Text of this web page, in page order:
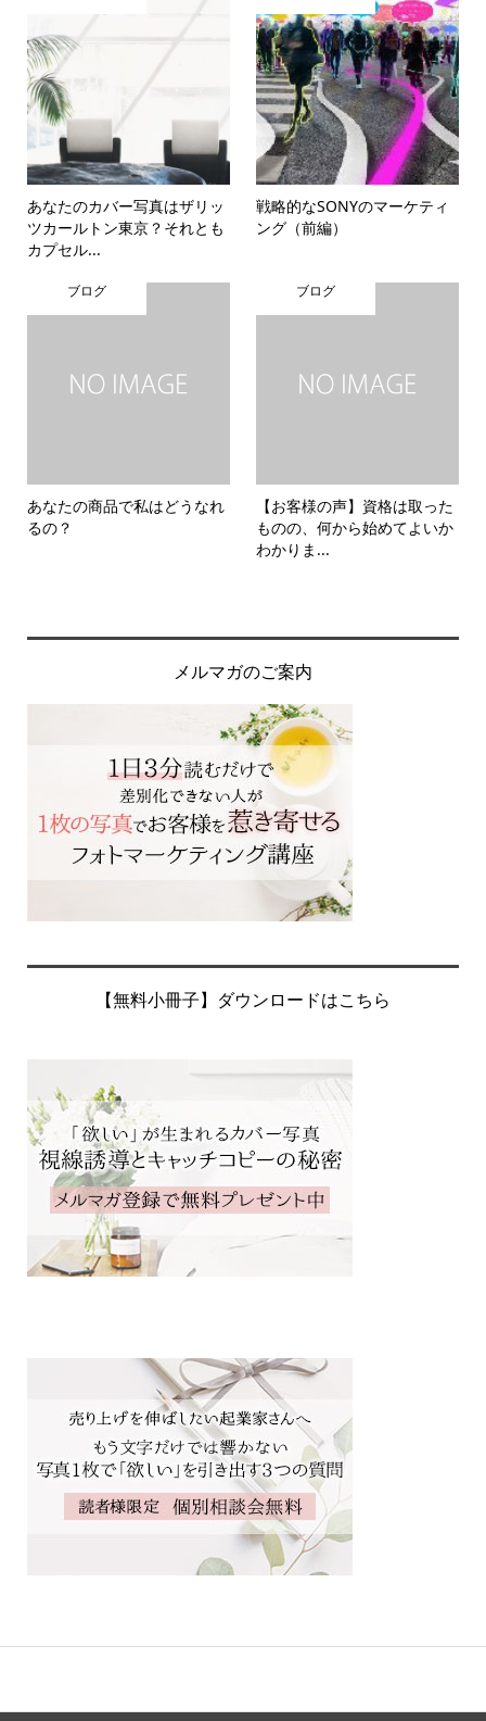
あなたのカバー写真はザリッ
ツカールトン東京？それとも
カプセル...
戦略的なSONYのマーケティ
ング（前編）
ブログ
あなたの商品で私はどうなれ
るの？
ブログ
【お客様の声】資格は取った
ものの、何から始めてよいか
わかりま...
メルマガのご案内
【無料小冊子】ダウンロードはこちら